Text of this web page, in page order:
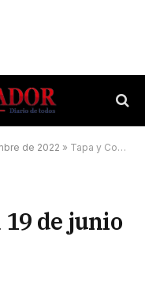
de 2022 » Tapa y Contratapa 19 de junio de 2025
19 de junio